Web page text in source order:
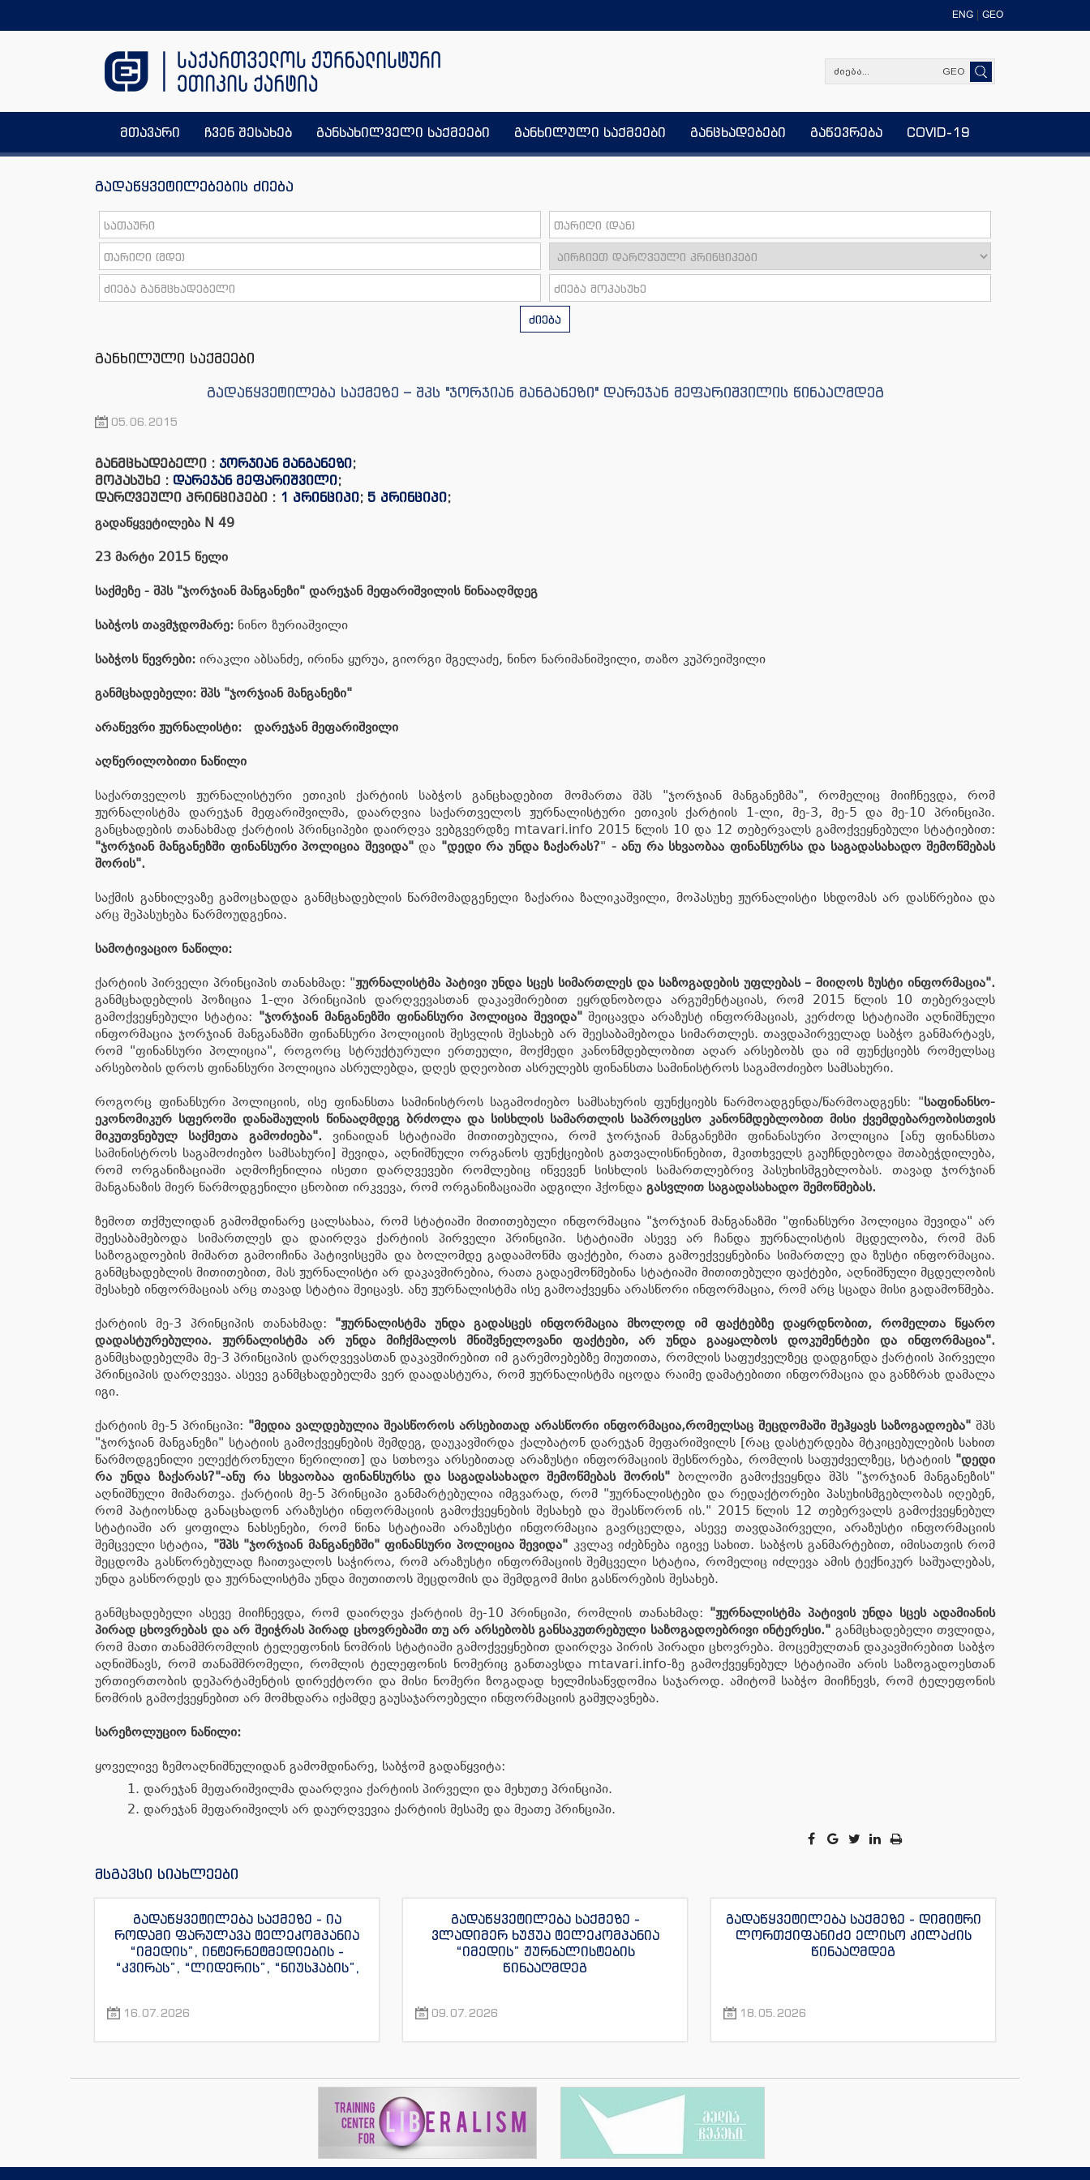
ENG GEO
GEO
მთავარი ჩვენ შესახებ განსახილველი საქმეები განხილული საქმეები განცხადებები გაწევრება COVID-19
გადაწყვეტილებების ძიება
ძიება
განხილული საქმეები
გადაწყვეტილება საქმეზე – შპს "ჯორჯიან მანგანეზი" დარეჯან მეფარიშვილის წინააღმდეგ
05.06.2015
განმცხადებელი : ჯორჯიან მანგანეზი;
მოპასუხე : დარეჯან მეფარიშვილი;
დარღვეული პრინციპები : 1 პრინციპი; 5 პრინციპი;
გადაწყვეტილება N 49
23 მარტი 2015 წელი
საქმეზე - შპს "ჯორჯიან მანგანეზი" დარეჯან მეფარიშვილის წინააღმდეგ
საბჭოს თავმჯდომარე: ნინო ზურიაშვილი
საბჭოს წევრები: ირაკლი აბსანძე, ირინა ყურუა, გიორგი მგელაძე, ნინო ნარიმანიშვილი, თაზო კუპრეიშვილი
განმცხადებელი: შპს "ჯორჯიან მანგანეზი"
არაწევრი ჟურნალისტი: დარეჯან მეფარიშვილი
აღწერილობითი ნაწილი
საქართველოს ჟურნალისტური ეთიკის ქარტიის საბჭოს განცხადებით მომართა შპს "ჯორჯიან მანგანეზმა", რომელიც მიიჩნევდა, რომ
ჟურნალისტმა დარეჯან მეფარიშვილმა, დაარღვია საქართველოს ჟურნალისტური ეთიკის ქარტიის 1-ლი, მე-3, მე-5 და მე-10 პრინციპი.
განცხადების თანახმად ქარტიის პრინციპები დაირღვა ვებგვერდზე mtavari.info 2015 წლის 10 და 12 თებერვალს გამოქვეყნებული სტატიებით:
"ჯორჯიან მანგანეზში ფინანსური პოლიცია შევიდა"და "დედი რა უნდა ზაქარას?" - ანუ რა სხვაობაა ფინანსურსა და საგადასახადო შემოწმებას
შორის".
საქმის განხილვაზე გამოცხადდა განმცხადებლის წარმომადგენელი ზაქარია ზალიკაშვილი, მოპასუხე ჟურნალისტი სხდომას არ დასწრებია და
არც შეპასუხება წარმოუდგენია.
სამოტივაციო ნაწილი:
ქარტიის პირველი პრინციპის თანახმად: "ჟურნალისტმა პატივი უნდა სცეს სიმართლეს და საზოგადების უფლებას – მიიღოს ზუსტი ინფორმაცია".
განმცხადებლის პოზიცია 1-ლი პრინციპის დარღვევასთან დაკავშირებით ეყრდნობოდა არგუმენტაციას, რომ 2015 წლის 10 თებერვალს
გამოქვეყნებული სტატია: "ჯორჯიან მანგანეზში ფინანსური პოლიცია შევიდა"შეიცავდა არაზუსტ ინფორმაციას, კერძოდ სტატიაში აღნიშნული
ინფორმაცია ჯორჯიან მანგანაზში ფინანსური პოლიციის შესვლის შესახებ არ შეესაბამებოდა სიმართლეს. თავდაპირველად საბჭო განმარტავს,
რომ "ფინანსური პოლიცია", როგორც სტრუქტურული ერთეული, მოქმედი კანონმდებლობით აღარ არსებობს და იმ ფუნქციებს რომელსაც
არსებობის დროს ფინანსური პოლიცია ასრულებდა, დღეს დღეობით ასრულებს ფინანსთა სამინისტროს საგამოძიებო სამსახური.
როგორც ფინანსური პოლიციის, ისე ფინანსთა სამინისტროს საგამოძიებო სამსახურის ფუნქციებს წარმოადგენდა/წარმოადგენს: "საფინანსო-
ეკონომიკურ სფეროში დანაშაულის წინააღმდეგ ბრძოლა და სისხლის სამართლის საპროცესო კანონმდებლობით მისი ქვემდებარეობისთვის
მიკუთვნებულ საქმეთა გამოძიება". ვინაიდან სტატიაში მითითებულია, რომ ჯორჯიან მანგანეზში ფინანასური პოლიცია [ანუ ფინანსთა
სამინისტროს საგამოძიებო სამსახური] შევიდა, აღნიშნული ორგანოს ფუნქციების გათვალისწინებით, მკითხველს გაუჩნდებოდა შთაბეჭდილება,
რომ ორგანიზაციაში აღმოჩენილია ისეთი დარღვევები რომლებიც იწვევენ სისხლის სამართლებრივ პასუხისმგებლობას. თავად ჯორჯიან
მანგანაზის მიერ წარმოდგენილი ცნობით ირკვევა, რომ ორგანიზაციაში ადგილი ჰქონდა გასვლით საგადასახადო შემოწმებას.
ზემოთ თქმულიდან გამომდინარე ცალსახაა, რომ სტატიაში მითითებული ინფორმაცია "ჯორჯიან მანგანაზში "ფინანსური პოლიცია შევიდა" არ
შეესაბამებოდა სიმართლეს და დაირღვა ქარტიის პირველი პრინციპი. სტატიაში ასევე არ ჩანდა ჟურნალისტის მცდელობა, რომ მან
საზოგადოების მიმართ გამოიჩინა პატივისცემა და ბოლომდე გადაამოწმა ფაქტები, რათა გამოექვეყნებინა სიმართლე და ზუსტი ინფორმაცია.
განმცხადებლის მითითებით, მას ჟურნალისტი არ დაკავშირებია, რათა გადაემოწმებინა სტატიაში მითითებული ფაქტები, აღნიშნული მცდელობის
შესახებ ინფორმაციას არც თავად სტატია შეიცავს. ანუ ჟურნალისტმა ისე გამოაქვეყნა არასწორი ინფორმაცია, რომ არც სცადა მისი გადამოწმება.
ქარტიის მე-3 პრინციპის თანახმად: "ჟურნალისტმა უნდა გადასცეს ინფორმაცია მხოლოდ იმ ფაქტებზე დაყრდნობით, რომელთა წყარო
დადასტურებულია. ჟურნალისტმა არ უნდა მიჩქმალოს მნიშვნელოვანი ფაქტები, არ უნდა გააყალბოს დოკუმენტები და ინფორმაცია".
განმცხადებელმა მე-3 პრინციპის დარღვევასთან დაკავშირებით იმ გარემოებებზე მიუთითა, რომლის საფუძველზეც დადგინდა ქარტიის პირველი
პრინციპის დარღვევა. ასევე განმცხადებელმა ვერ დაადასტურა, რომ ჟურნალისტმა იცოდა რაიმე დამატებითი ინფორმაცია და განზრახ დამალა
იგი.
ქარტიის მე-5 პრინციპი: "მედია ვალდებულია შეასწოროს არსებითად არასწორი ინფორმაცია,რომელსაც შეცდომაში შეჰყავს საზოგადოება" შპს
"ჯორჯიან მანგანეზი" სტატიის გამოქვეყნების შემდეგ, დაუკავშირდა ქალბატონ დარეჯან მეფარიშვილს [რაც დასტურდება მტკიცებულების სახით
წარმოდგენილი ელექტრონული წერილით] და სთხოვა არსებითად არაზუსტი ინფორმაციის შესწორება, რომლის საფუძველზეც, სტატიის "დედი
რა უნდა ზაქარას?"-ანუ რა სხვაობაა ფინანსურსა და საგადასახადო შემოწმებას შორის" ბოლოში გამოქვეყნდა შპს "ჯორჯიან მანგანეზის"
აღნიშნული მიმართვა. ქარტიის მე-5 პრინციპი განმარტებულია იმგვარად, რომ "ჟურნალისტები და რედაქტორები პასუხისმგებლობას იღებენ,
რომ პატიოსნად განაცხადონ არაზუსტი ინფორმაციის გამოქვეყნების შესახებ და შეასწორონ ის." 2015 წლის 12 თებერვალს გამოქვეყნებულ
სტატიაში არ ყოფილა ნახსენები, რომ წინა სტატიაში არაზუსტი ინფორმაცია გავრცელდა, ასევე თავდაპირველი, არაზუსტი ინფორმაციის
შემცველი სტატია, "შპს "ჯორჯიან მანგანეზში" ფინანსური პოლიცია შევიდა" კვლავ იძებნება იგივე სახით. საბჭოს განმარტებით, იმისათვის რომ
შეცდომა გასწორებულად ჩაითვალოს საჭიროა, რომ არაზუსტი ინფორმაციის შემცველი სტატია, რომელიც იძლევა ამის ტექნიკურ საშუალებას,
უნდა გასწორდეს და ჟურნალისტმა უნდა მიუთითოს შეცდომის და შემდგომ მისი გასწორების შესახებ.
განმცხადებელი ასევე მიიჩნევდა, რომ დაირღვა ქარტიის მე-10 პრინციპი, რომლის თანახმად: "ჟურნალისტმა პატივის უნდა სცეს ადამიანის
პირად ცხოვრებას და არ შეიჭრას პირად ცხოვრებაში თუ არ არსებობს განსაკუთრებული საზოგადოებრივი ინტერესი." განმცხადებელი თვლიდა,
რომ მათი თანამშრომლის ტელეფონის ნომრის სტატიაში გამოქვეყნებით დაირღვა პირის პირადი ცხოვრება. მოცემულთან დაკავშირებით საბჭო
აღნიშნავს, რომ თანამშრომელი, რომლის ტელეფონის ნომერიც განთავსდა mtavari.info-ზე გამოქვეყნებულ სტატიაში არის საზოგადოესთან
ურთიერთობის დეპარტამენტის დირექტორი და მისი ნომერი ზოგადად ხელმისაწვდომია საჯაროდ. ამიტომ საბჭო მიიჩნევს, რომ ტელეფონის
ნომრის გამოქვეყნებით არ მომხდარა იქამდე გაუსაჯაროებელი ინფორმაციის გამჟღავნება.
სარეზოლუციო ნაწილი:
ყოველივე ზემოაღნიშნულიდან გამომდინარე, საბჭომ გადაწყვიტა:
დარეჯან მეფარიშვილმა დაარღვია ქარტიის პირველი და მეხუთე პრინციპი.
დარეჯან მეფარიშვილს არ დაურღვევია ქარტიის მესამე და მეათე პრინციპი.
მსგავსი სიახლეები
გადაწყვეტილება საქმეზე - ია
როდამი ფარულავა ტელეკომპანია
“იმედის”, ინტერნეტმედიების -
“კვირას”, “ლიდერის”, “ნიუსჰაბის”,
და “ექსკლუზივტივის”
16.07.2026
გადაწყვეტილება საქმეზე -
ვლადიმერ ხუჭუა ტელეკომპანია
“იმედის” ჟურნალისტების
წინააღმდეგ
09.07.2026
გადაწყვეტილება საქმეზე - დიმიტრი
ლორთქიფანიძე ელისო კილაძის
წინააღმდეგ
18.05.2026